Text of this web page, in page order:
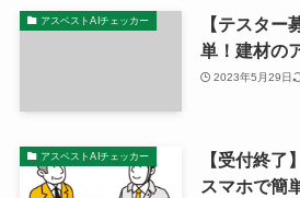
アスベストAIチェッカー
【テスター
単！建材の
2023年5月29日
アスベストAIチェッカー
【受付終了
スマホで簡